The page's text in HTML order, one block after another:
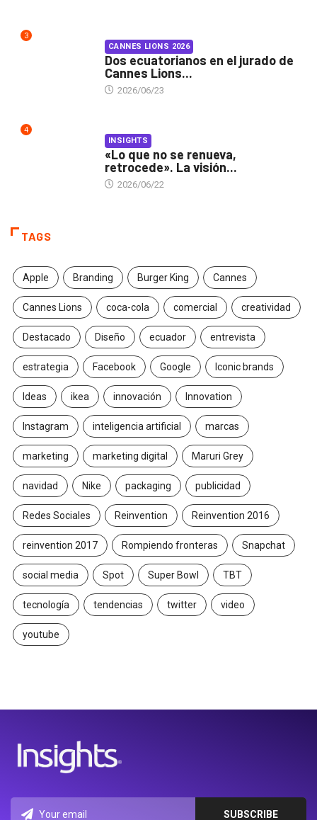
3
CANNES LIONS 2026
Dos ecuatorianos en el jurado de
Cannes Lions...
2026/06/23
4
INSIGHTS
«Lo que no se renueva,
retrocede». La visión...
2026/06/22
TAGS
Apple Branding Burger King Cannes
Cannes Lions coca-cola comercial creatividad
Destacado Diseño ecuador entrevista
estrategia Facebook Google Iconic brands
Ideas ikea innovación Innovation
Instagram inteligencia artificial marcas
marketing marketing digital Maruri Grey
navidad Nike packaging publicidad
Redes Sociales Reinvention Reinvention 2016
reinvention 2017 Rompiendo fronteras Snapchat
social media Spot Super Bowl TBT
tecnología tendencias twitter video
youtube